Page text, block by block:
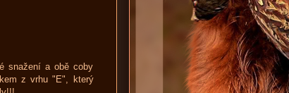
snažení a obě coby
z vrhu "E", který